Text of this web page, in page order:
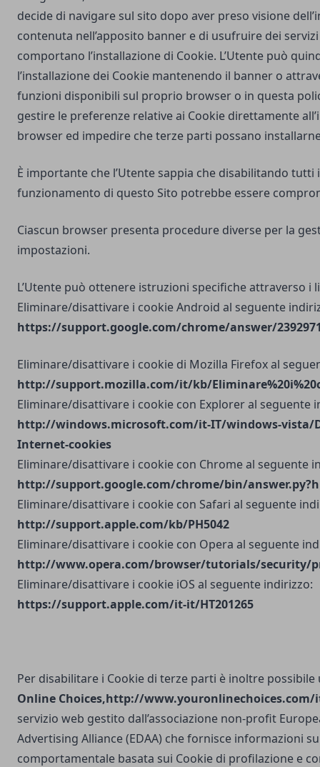
decide di navigare sul sito dopo aver preso visione
contenuta nell’apposito banner e di usufruire dei
comportano l’installazione di Cookie. L’Utente può
l’installazione dei Cookie mantenendo il banner o
funzioni disponibili sul proprio browser o in questa
gestire le preferenze relative ai Cookie direttamente
browser ed impedire che terze parti possano
È importante che l’Utente sappia che disabilitando tutti
funzionamento di questo Sito potrebbe essere
Ciascun browser presenta procedure diverse per la
impostazioni.
L’Utente può ottenere istruzioni specifiche attraverso i
Eliminare/disattivare i cookie Android al seguente
https://support.google.com/chrome/answer/
Eliminare/disattivare i cookie di Mozilla Firefox al
http://support.mozilla.com/it/kb/
Eliminare/disattivare i cookie con Explorer al seguente
http://windows.microsoft.com/it-IT/windows-vista/
Internet-cookies
Eliminare/disattivare i cookie con Chrome al seguente
http://support.google.com/chrome/bin/
Eliminare/disattivare i cookie con Safari al seguente
http://support.apple.com/kb/PH5042
Eliminare/disattivare i cookie con Opera al seguente
http://www.opera.com/browser/tutorials/security/
Eliminare/disattivare i cookie iOS al seguente indirizzo:
https://support.apple.com/it-it/HT201265
Per disabilitare i Cookie di terze parti è inoltre
Online Choices,http://www.youronlinechoices.com/
servizio web gestito dall’associazione non-profit
Advertising Alliance (EDAA) che fornisce informazioni
comportamentale basata sui Cookie di profilazione e